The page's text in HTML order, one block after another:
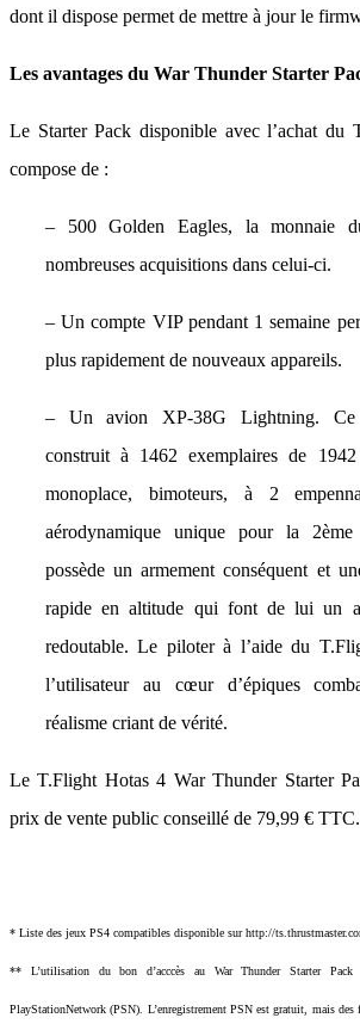
dont il dispose permet de mettre à jour le
Les avantages du War Thunder Starter
Le Starter Pack disponible avec l’achat
compose de :
– 500 Golden Eagles, la monnaie
nombreuses acquisitions dans celui-ci.
– Un compte VIP pendant 1 semaine
plus rapidement de nouveaux appareils.
– Un avion XP-38G Lightning. Ce
construit à 1462 exemplaires de
monoplace, bimoteurs, à 2
aérodynamique unique pour la
possède un armement conséquent et
rapide en altitude qui font de lui un
redoutable. Le piloter à l’aide du
l’utilisateur au cœur d’épiques
réalisme criant de vérité.
Le T.Flight Hotas 4 War Thunder Starter
prix de vente public conseillé de 79,99 € TTC.
* Liste des jeux PS4 compatibles disponible sur http://
** L’utilisation du bon d’acccès au War Thunder Starter Pack
PlayStationNetwork (PSN). L’enregistrement PSN est gratuit, mais des